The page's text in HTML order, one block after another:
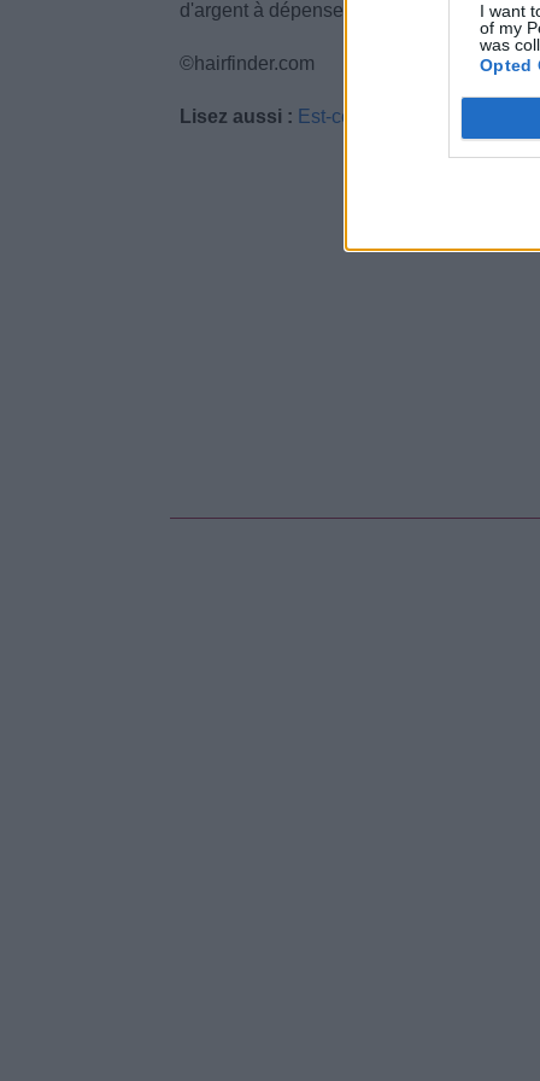
I want
of my
was
Opted
d'argent à dépenser pour leurs cheveux.
©hairfinder.com
Lisez aussi : Est-ce une bonne idée